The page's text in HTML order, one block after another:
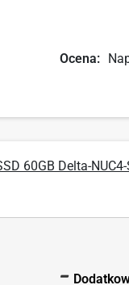
Ocena:
60GB Delta-